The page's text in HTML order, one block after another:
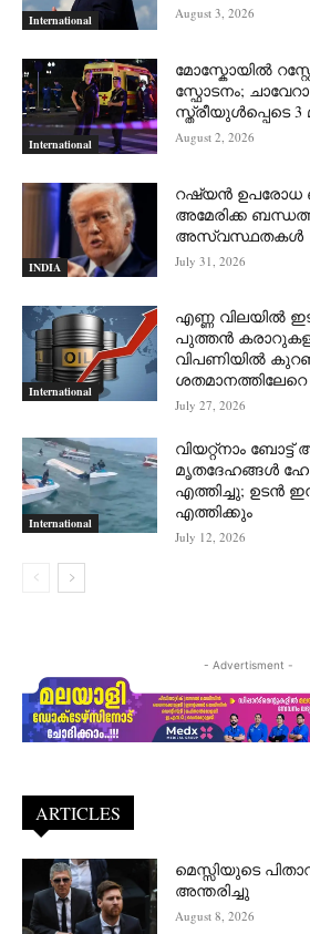
International August 3, 2026
International
മോസ്കോയിൽ
സ്ഫോടനം;
സ്ത്രീയുൾപ്പെടെ
August 2, 2026
INDIA
റഷ്യന്‍ ഉപരോധ
അമേരിക്ക
അസ്വസ്ഥതകള്‍
July 31, 2026
International
എണ്ണ വിലയില്‍
പുത്തന്‍
വിപണിയില്‍
July 27, 2026
International
വിയറ്റ്നാം ബോട്ട്
മൃതദേഹങ്ങൾ ഹോ
എത്തിച്ചു; ഉടൻ
എത്തിക്കും
July 12, 2026
- Advertisment -
ARTICLES
മെസ്സിയുടെ
അന്തരിച്ചു
August 8, 2026